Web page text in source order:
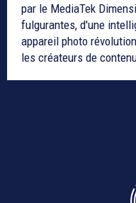
par le MediaTek
fulgurantes, d'une
appareil photo
les créateurs de